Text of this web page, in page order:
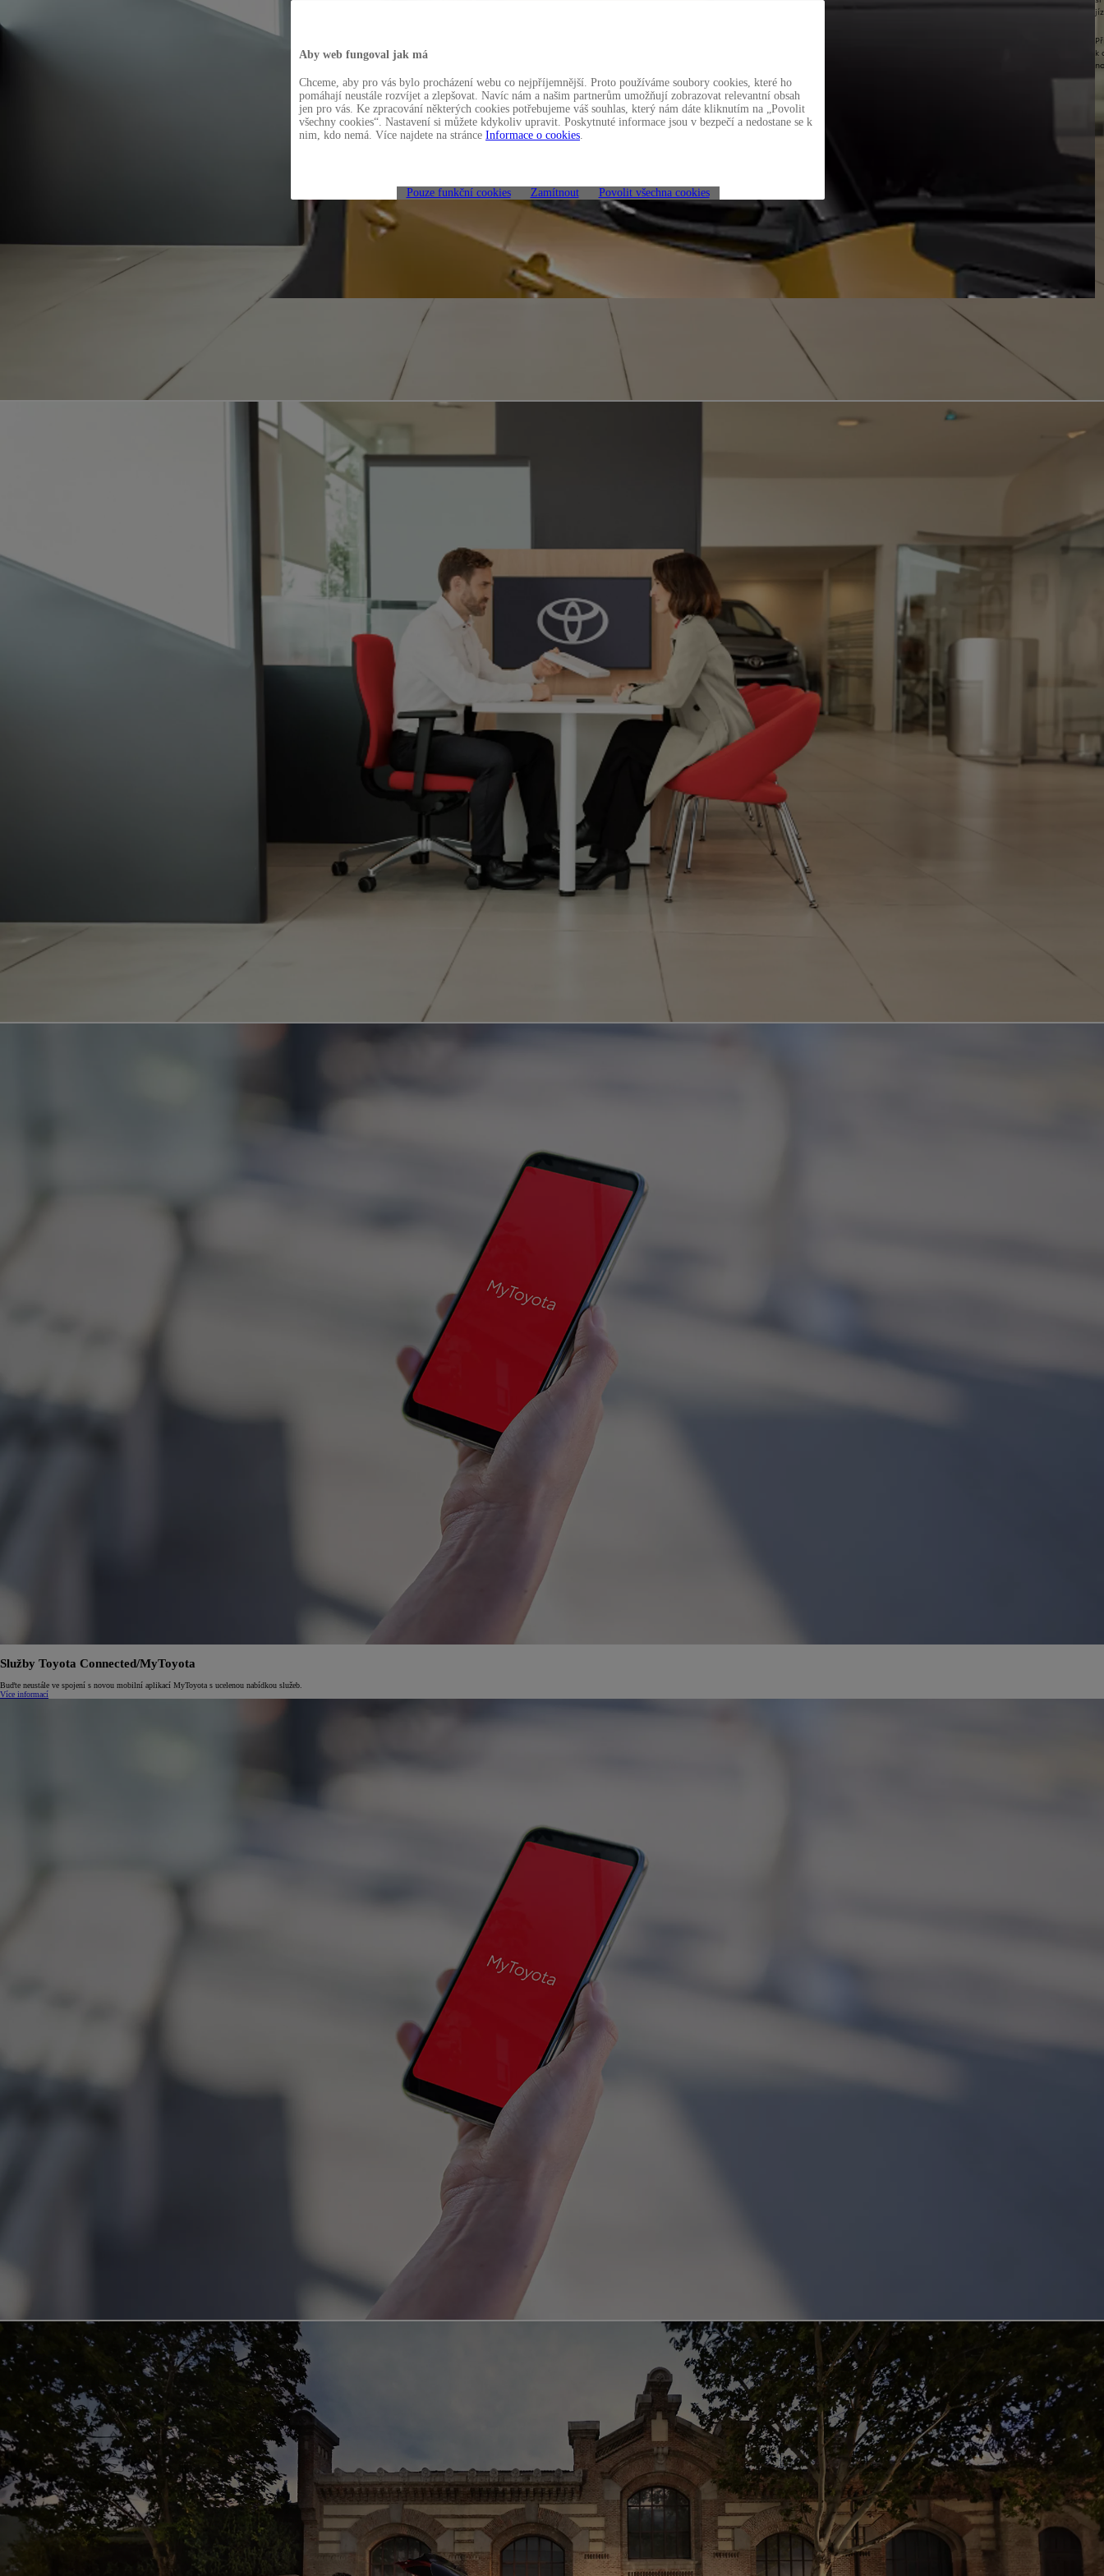
Od549 000 Kčs DPH
vč. zvýhodnění75 000 Kč
Corolla Hatchback
HYBRID
k
Služby Toyota Connected/MyToyota
Buďte neustále ve spojení s novou mobilní aplikací MyToyota s ucelenou nabídkou služeb.
Více informací
Aby web fungoval jak má
Chceme, aby pro vás bylo procházení webu co nejpříjemnější. Proto používáme soubory cookies, které ho
pomáhají neustále rozvíjet a zlepšovat. Navíc nám a našim partnerům umožňují zobrazovat relevantní obsah
jen pro vás. Ke zpracování některých cookies potřebujeme váš souhlas, který nám dáte kliknutím na „Povolit
všechny cookies“. Nastavení si můžete kdykoliv upravit. Poskytnuté informace jsou v bezpečí a nedostane se k
nim, kdo nemá. Více najdete na stránce Informace o cookies.
Pouze funkční cookies Zamítnout Povolit všechna cookies